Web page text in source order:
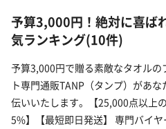
予算3,000円！絶対に喜ば
気ランキング(10件)
予算3,000円で贈る素敵なタオル
ト専門通販TANP（タンプ）があ
伝いいたします。【25,000点以上
5%】【最短即日発送】 専門バイ